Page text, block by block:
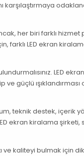
karşılaştırmaya
her biri farklı hizmet
LED ekran
LED
güçlü ışıklandırması
teknik destek, içerik
ekran kiralama şirketi,
ve kaliteyi bulmak için